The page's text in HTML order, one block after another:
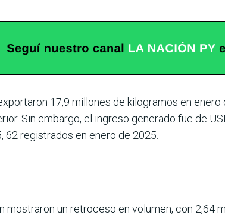
17,9 millo­nes de kilogramos en
Sin embargo, el ingreso gene­rado fue de
62 registra­dos en enero de 2025.
mostraron un retroceso en volumen, con 2,64